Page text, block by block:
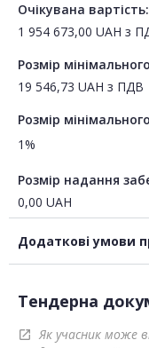
Очікувана вартість:
1 954 673,00 UAH з
Розмір
19 546,73 UAH з ПДВ
Розмір
1%
Розмір надання
0,00 UAH
Додаткові умови
Тендерна
open_in_new
Як учасник може